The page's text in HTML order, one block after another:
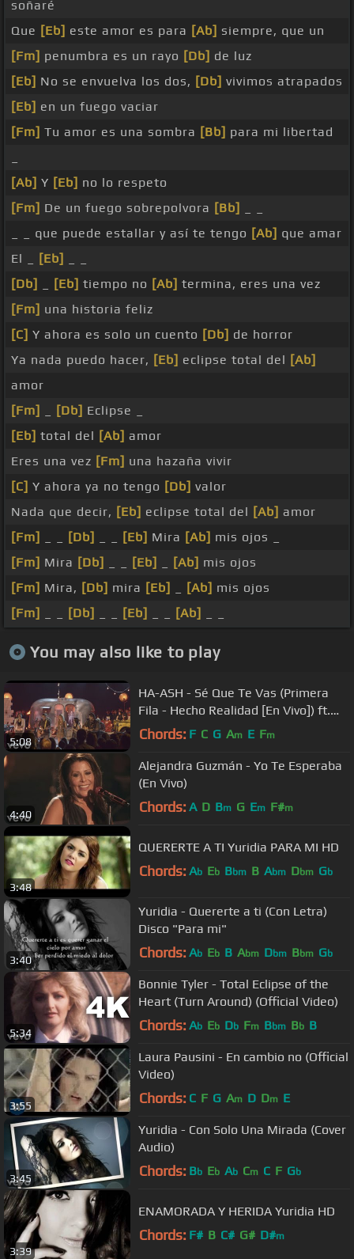
soñaré
Que [Eb] este amor es para [Ab] siempre, que un
[Fm] penumbra es un rayo [Db] de luz
[Eb] No se envuelva los dos, [Db] vivimos atrapados
[Eb] en un fuego vaciar
[Fm] Tu amor es una sombra [Bb] para mi libertad
[Ab] Y [Eb] no lo respeto
[Fm] De un fuego sobrepolvora [Bb]
_ _ que puede estallar y así te tengo [Ab] que amar
El _
[Eb]
[Db]
[Eb] tiempo no [Ab] termina, eres una vez
[Fm] una historia feliz
[C] Y ahora es solo un cuento [Db] de horror
Ya nada puedo hacer, [Eb] eclipse total del [Ab]
amor
[Fm]
[Db] Eclipse _
[Eb] total del [Ab] amor
Eres una vez [Fm] una hazaña vivir
[C] Y ahora ya no tengo [Db] valor
Nada que decir, [Eb] eclipse total del [Ab] amor
[Fm]
[Db] [Eb] Mira [Ab] mis ojos _
[Fm] Mira [Db] [Eb] [Ab] mis ojos
[Fm] Mira, [Db] mira [Eb] [Ab] mis ojos
[Fm]
[Db] [Eb] [Ab]
You may also like to play
5:08
HA-ASH - Sé Que Te Vas (Primera
Fila - Hecho Realidad [En Vivo]) ft.
Matisse
Chords: F C G Am E Fm
4:40
Alejandra Guzmán - Yo Te Esperaba
(En Vivo)
Chords: A D Bm G Em F#m
3:48
QUERERTE A TI Yuridia PARA MI HD
Chords: Ab Eb Bbm B Abm Dbm Gb
3:40
Yuridia - Quererte a ti (Con Letra)
Disco "Para mi"
Chords: Ab Eb B Abm Dbm Bbm Gb
5:34
Bonnie Tyler - Total Eclipse of the
Heart (Turn Around) (Official Video)
Chords: Ab Eb Db Fm Bbm Bb B
3:55
Laura Pausini - En cambio no (Official
Video)
Chords: C F G Am D Dm E
3:45
Yuridia - Con Solo Una Mirada (Cover
Audio)
Chords: Bb Eb Ab Cm C F Gb
3:39
ENAMORADA Y HERIDA Yuridia HD
Chords: F# B C# G# D#m